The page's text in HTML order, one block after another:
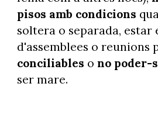
pisos amb condicions
soltera o separada, estar
d'assemblees o reunions
conciliables o no poder-
ser mare.